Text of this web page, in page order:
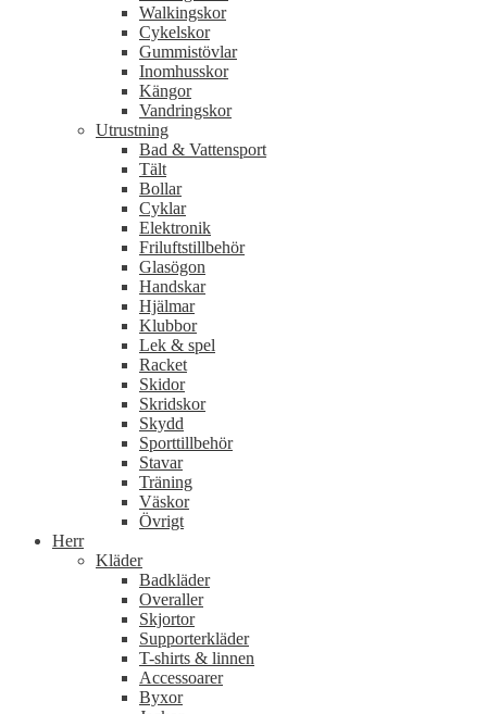
Walkingskor
Cykelskor
Gummistövlar
Inomhusskor
Kängor
Vandringskor
Utrustning
Bad & Vattensport
Tält
Bollar
Cyklar
Elektronik
Friluftstillbehör
Glasögon
Handskar
Hjälmar
Klubbor
Lek & spel
Racket
Skidor
Skridskor
Skydd
Sporttillbehör
Stavar
Träning
Väskor
Övrigt
Herr
Kläder
Badkläder
Overaller
Skjortor
Supporterkläder
T-shirts & linnen
Accessoarer
Byxor